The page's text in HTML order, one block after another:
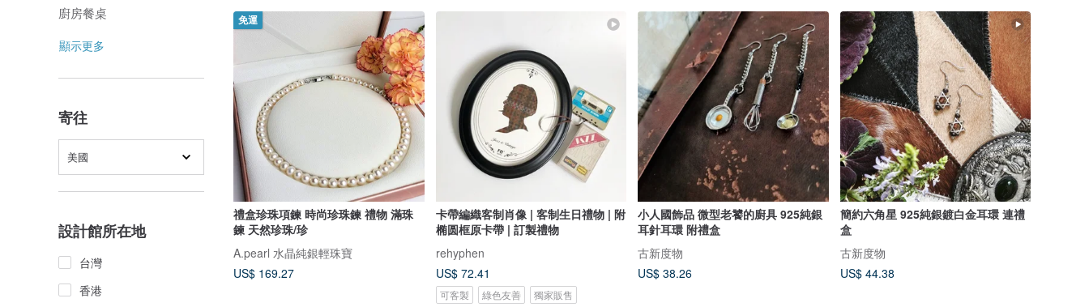
廚房餐桌
顯示更多
寄往
美國
設計館所在地
台灣
香港
免運
禮盒珍珠項鍊 時尚珍珠鍊 禮物 滿珠
鍊 天然珍珠/珍
A.pearl 水晶純銀輕珠寶
US$ 169.27
卡帶編織客制肖像 | 客制生日禮物 | 附
椭圆框原卡帶 | 訂製禮物
rehyphen
US$ 72.41
可客製 綠色友善 獨家販售
小人國飾品 微型老饕的廚具 925純銀
耳針耳環 附禮盒
古新度物
US$ 38.26
簡約六角星 925純銀鍍白金耳環 連禮
盒
古新度物
US$ 44.38